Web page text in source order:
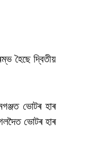
হৈছে দ্বিতীয়
ভোটৰ হাৰ
ভোটৰ হাৰ